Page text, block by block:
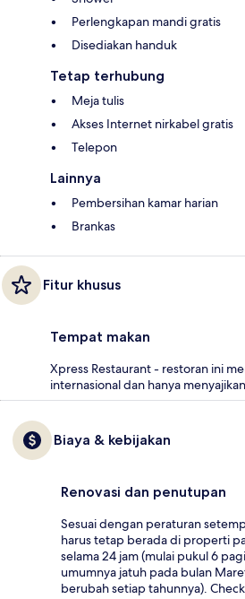
Perlengkapan mandi gratis
Disediakan handuk
Tetap terhubung
Meja tulis
Akses Internet nirkabel gratis
Telepon
Lainnya
Pembersihan kamar harian
Brankas
Fitur khusus
Tempat makan
Xpress Restaurant - restoran ini
internasional dan hanya
Biaya & kebijakan
Renovasi dan penutupan
Sesuai dengan peraturan
harus tetap berada di properti
selama 24 jam (mulai pukul 6
umumnya jatuh pada bulan
berubah setiap tahunnya).